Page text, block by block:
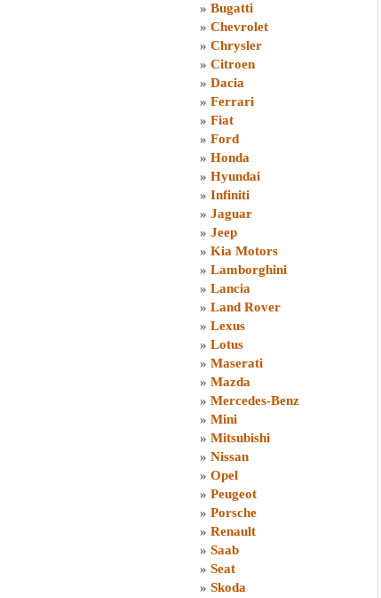
» Bugatti
» Chevrolet
» Chrysler
» Citroen
» Dacia
» Ferrari
» Fiat
» Ford
» Honda
» Hyundai
» Infiniti
» Jaguar
» Jeep
» Kia Motors
» Lamborghini
» Lancia
» Land Rover
» Lexus
» Lotus
» Maserati
» Mazda
» Mercedes-Benz
» Mini
» Mitsubishi
» Nissan
» Opel
» Peugeot
» Porsche
» Renault
» Saab
» Seat
» Skoda